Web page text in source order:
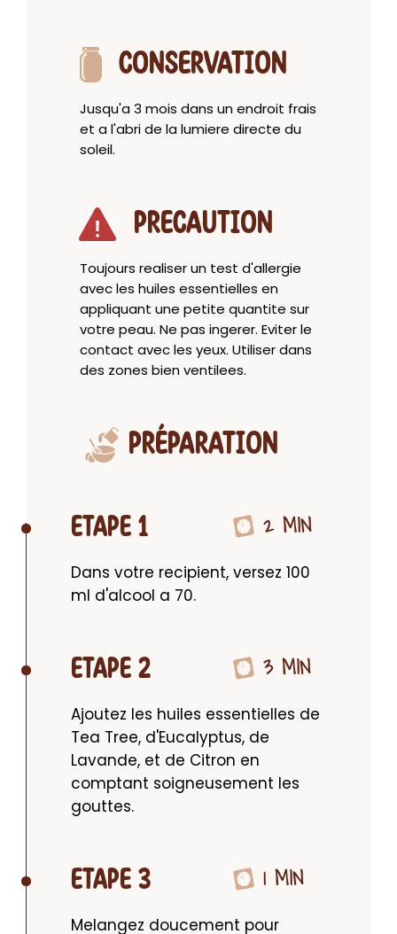
CONSERVATION
Jusqu'a 3 mois dans un endroit frais
et a l'abri de la lumiere directe du
soleil.
PRECAUTION
Toujours realiser un test d'allergie
avec les huiles essentielles en
appliquant une petite quantite sur
votre peau. Ne pas ingerer. Eviter le
contact avec les yeux. Utiliser dans
des zones bien ventilees.
PRÉPARATION
ETAPE 1 2 MIN
Dans votre recipient, versez 100
ml d'alcool a 70.
ETAPE 2 3 MIN
Ajoutez les huiles essentielles de
Tea Tree, d'Eucalyptus, de
Lavande, et de Citron en
comptant soigneusement les
gouttes.
ETAPE 3 1 MIN
Melangez doucement pour